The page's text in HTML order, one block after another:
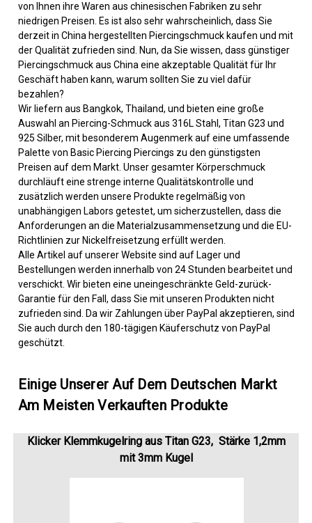
von Ihnen ihre Waren aus chinesischen Fabriken zu sehr
niedrigen Preisen. Es ist also sehr wahrscheinlich, dass Sie
derzeit in China hergestellten Piercingschmuck kaufen und mit
der Qualität zufrieden sind. Nun, da Sie wissen, dass günstiger
Piercingschmuck aus China eine akzeptable Qualität für Ihr
Geschäft haben kann, warum sollten Sie zu viel dafür
bezahlen?
Wir liefern aus Bangkok, Thailand, und bieten eine große
Auswahl an Piercing-Schmuck aus 316L Stahl, Titan G23 und
925 Silber, mit besonderem Augenmerk auf eine umfassende
Palette von Basic Piercing Piercings zu den günstigsten
Preisen auf dem Markt. Unser gesamter Körperschmuck
durchläuft eine strenge interne Qualitätskontrolle und
zusätzlich werden unsere Produkte regelmäßig von
unabhängigen Labors getestet, um sicherzustellen, dass die
Anforderungen an die Materialzusammensetzung und die EU-
Richtlinien zur Nickelfreisetzung erfüllt werden.
Alle Artikel auf unserer Website sind auf Lager und
Bestellungen werden innerhalb von 24 Stunden bearbeitet und
verschickt. Wir bieten eine uneingeschränkte Geld-zurück-
Garantie für den Fall, dass Sie mit unseren Produkten nicht
zufrieden sind. Da wir Zahlungen über PayPal akzeptieren, sind
Sie auch durch den 180-tägigen Käuferschutz von PayPal
geschützt.
Einige Unserer Auf Dem Deutschen Markt
Am Meisten Verkauften Produkte
Klicker Klemmkugelring aus Titan G23, Stärke 1,2mm
mit 3mm Kugel